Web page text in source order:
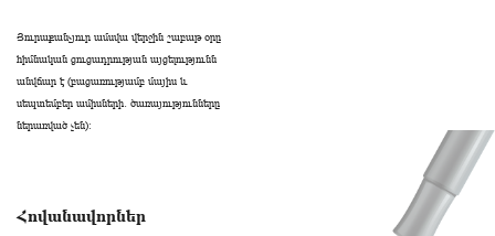
Յուրաքանչյուր ամսվա վերջին շաբաթ օրը
հիմնական ցուցադրության այցելությունն
անվճար է (բացառությամբ մայիս և
սեպտեմբեր ամիսների․ ծառայությունները
ներառված չեն):
Հովանավորներ